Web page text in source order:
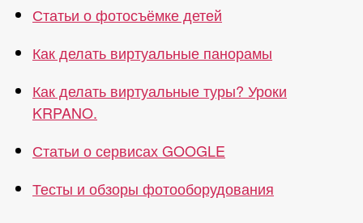
Статьи о фотосъёмке детей
Как делать виртуальные панорамы
Как делать виртуальные туры? Уроки
KRPANO.
Статьи о сервисах GOOGLE
Тесты и обзоры фотооборудования